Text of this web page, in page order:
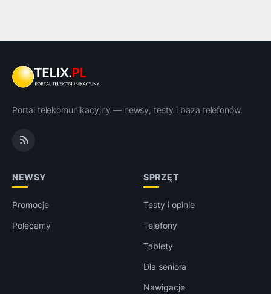
Portal telekomunikacyjny — newsy, testy i baza telefonów.
NEWSY
Promocje
Polecamy
SPRZĘT
Testy i opinie
Telefony
Tablety
Dla seniora
Nawigacje